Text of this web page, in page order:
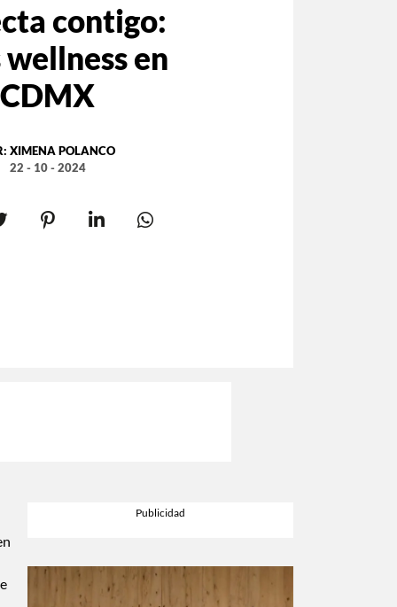
contigo:
en
CDMX
XIMENA POLANCO
22 - 10 - 2024